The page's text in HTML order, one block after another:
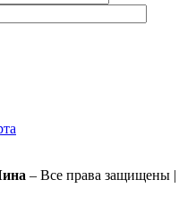
– Все права защищены |